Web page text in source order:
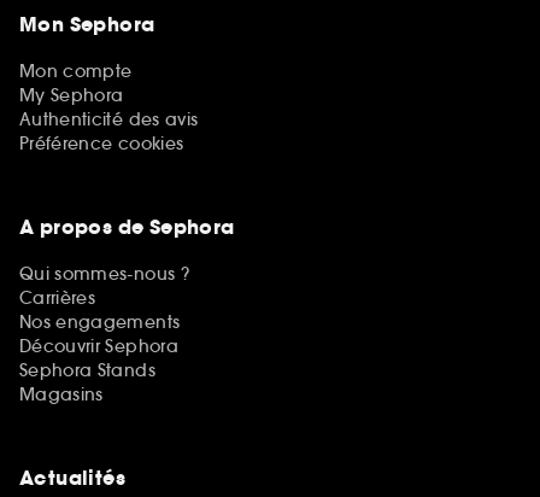
Mon Sephora
Mon compte
My Sephora
Authenticité des avis
Préférence cookies
A propos de Sephora
Qui sommes-nous ?
Carrières
Nos engagements
Découvrir Sephora
Sephora Stands
Magasins
Actualités